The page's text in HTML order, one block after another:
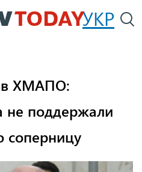
Перейти
к
УКР
в ХМАПО:
не поддержали
соперницу